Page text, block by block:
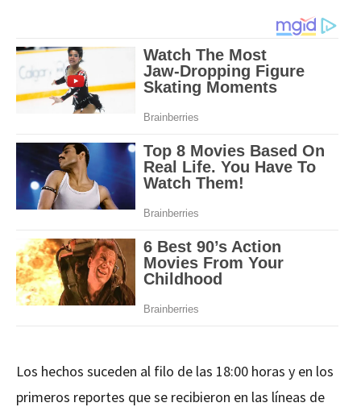
Los hechos suceden al filo de las 18:00 horas y en los
primeros reportes que se recibieron en las líneas de